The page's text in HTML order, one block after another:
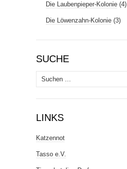
Die Laubenpieper-Kolonie (4)
Die Löwenzahn-Kolonie (3)
SUCHE
Suchen
nach:
LINKS
Katzennot
Tasso e.V.